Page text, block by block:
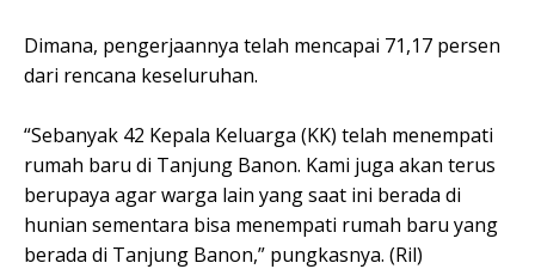
Dimana, pengerjaannya telah mencapai 71,17 persen
dari rencana keseluruhan.
“Sebanyak 42 Kepala Keluarga (KK) telah menempati
rumah baru di Tanjung Banon. Kami juga akan terus
berupaya agar warga lain yang saat ini berada di
hunian sementara bisa menempati rumah baru yang
berada di Tanjung Banon,” pungkasnya. (Ril)